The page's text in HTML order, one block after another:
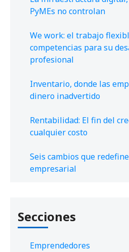
PyMEs no controlan
We work: el trabajo
competencias para su
profesional
Inventario, donde las
dinero inadvertido
Rentabilidad: El fin del
cualquier costo
Seis cambios que
empresarial
Secciones
Emprendedores